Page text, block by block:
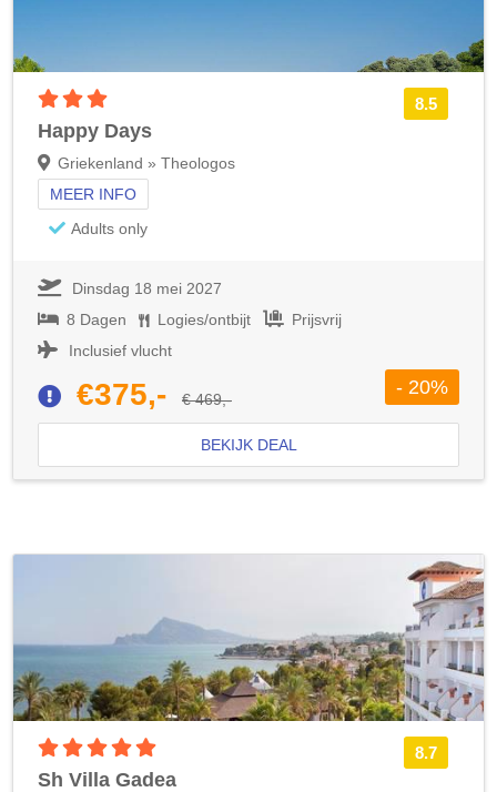
8.5
Happy Days
Griekenland » Theologos
MEER INFO
Adults only
Dinsdag 18 mei 2027
8 Dagen
Logies/ontbijt
Prijsvrij
Inclusief vlucht
€375,- € 469,-
- 20%
BEKIJK DEAL
8.7
Sh Villa Gadea